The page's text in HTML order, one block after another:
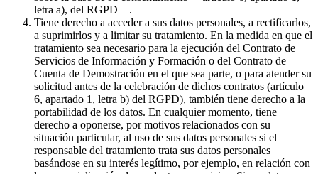
letra a), del RGPD—.
Tiene derecho a acceder a sus datos personales, a rectificarlos,
a suprimirlos y a limitar su tratamiento. En la medida en que el
tratamiento sea necesario para la ejecución del Contrato de
Servicios de Información y Formación o del Contrato de
Cuenta de Demostración en el que sea parte, o para atender su
solicitud antes de la celebración de dichos contratos (artículo
6, apartado 1, letra b) del RGPD), también tiene derecho a la
portabilidad de los datos. En cualquier momento, tiene
derecho a oponerse, por motivos relacionados con su
situación particular, al uso de sus datos personales si el
responsable del tratamiento trata sus datos personales
basándose en su interés legítimo, por ejemplo, en relación con